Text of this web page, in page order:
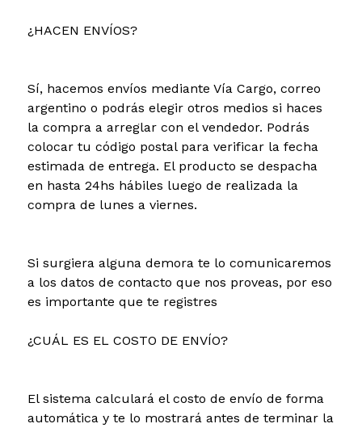
¿HACEN ENVÍOS?
Sí, hacemos envíos mediante Vía Cargo, correo
argentino o podrás elegir otros medios si haces
la compra a arreglar con el vendedor. Podrás
colocar tu código postal para verificar la fecha
estimada de entrega. El producto se despacha
en hasta 24hs hábiles luego de realizada la
compra de lunes a viernes.
Si surgiera alguna demora te lo comunicaremos
a los datos de contacto que nos proveas, por eso
es importante que te registres
¿CUÁL ES EL COSTO DE ENVÍO?
El sistema calculará el costo de envío de forma
automática y te lo mostrará antes de terminar la